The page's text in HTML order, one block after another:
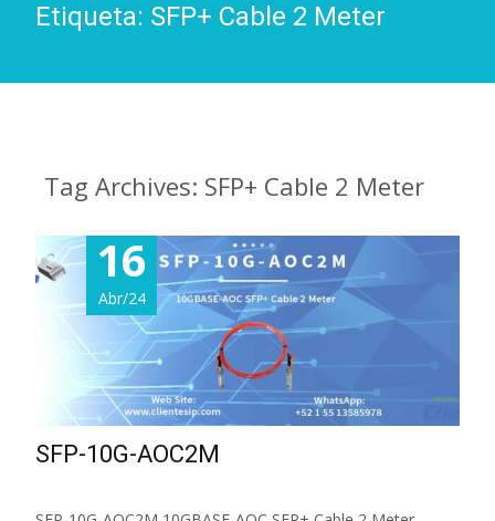
Etiqueta: SFP+ Cable 2 Meter
Tag Archives: SFP+ Cable 2 Meter
16
Abr/24
SFP-10G-AOC2M